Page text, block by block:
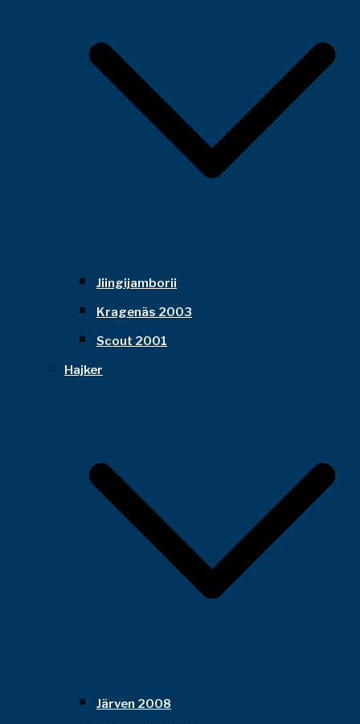
Jiingijamborii
Kragenäs 2003
Scout 2001
Hajker
Järven 2008